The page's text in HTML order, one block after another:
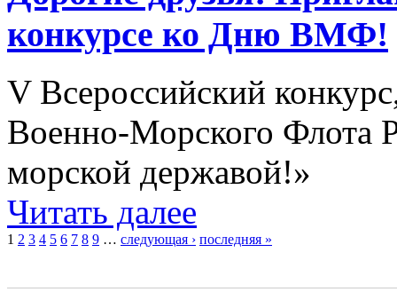
конкурсе ко Дню ВМФ!
V Всероссийский
Военно-Морского Флота
морской державой!»
Читать далее
1 2 3 4 5 6 7 8 9 … следующая › последняя »